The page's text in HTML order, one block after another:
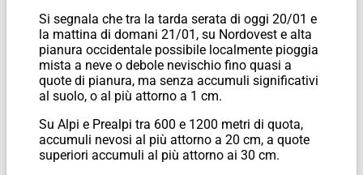
Si segnala che tra la tarda serata di oggi 20/01 e
la mattina di domani 21/01, su Nordovest e alta
pianura occidentale possibile localmente pioggia
mista a neve o debole nevischio fino quasi a
quote di pianura, ma senza accumuli significativi
al suolo, o al più attorno a 1 cm.
Su Alpi e Prealpi tra 600 e 1200 metri di quota,
accumuli nevosi al più attorno a 20 cm, a quote
superiori accumuli al più attorno ai 30 cm.